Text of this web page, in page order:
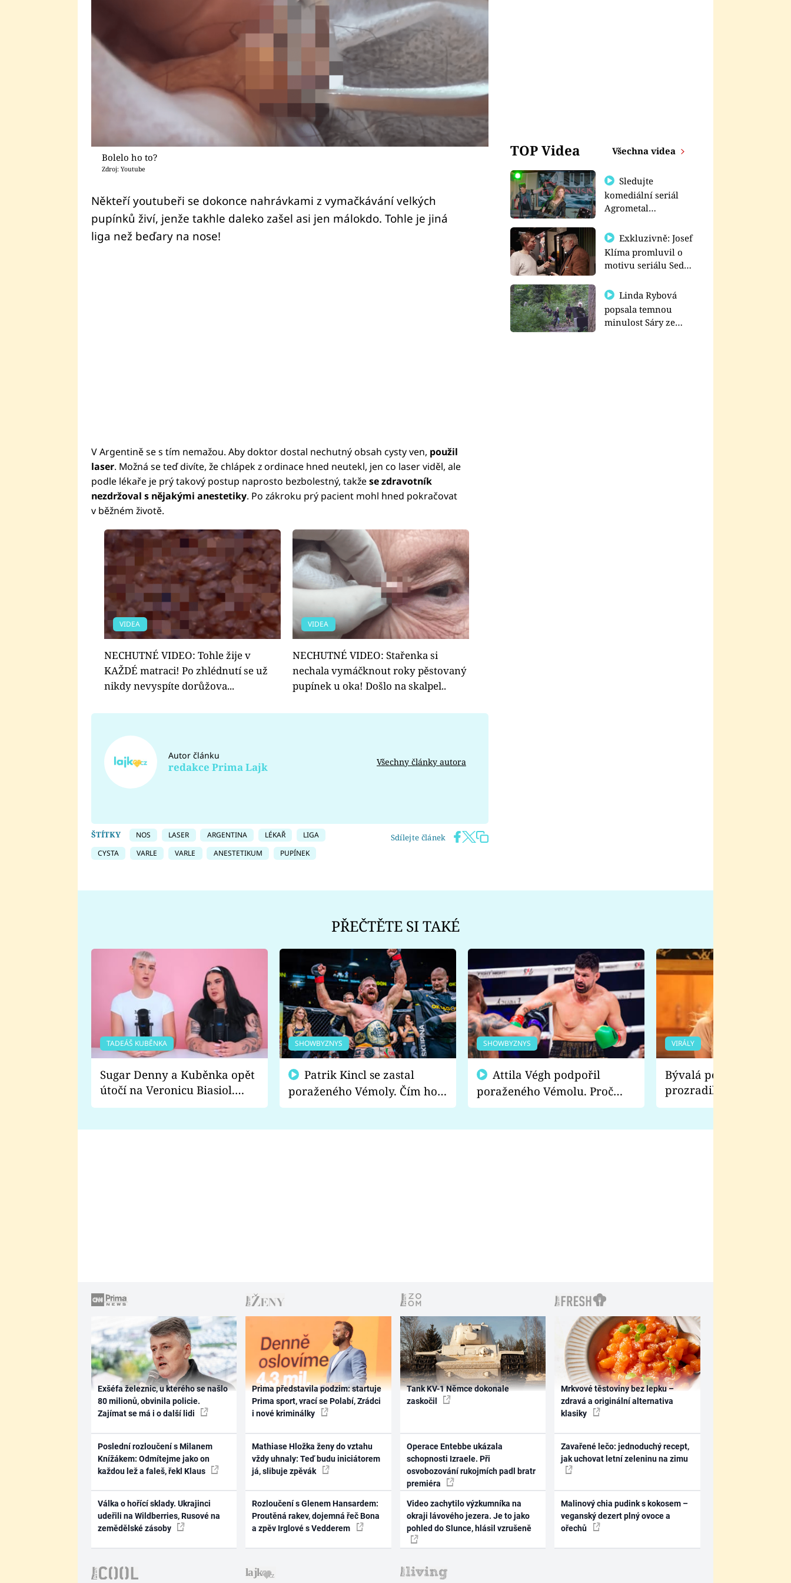
Bolelo ho to?
Zdroj: Youtube
Někteří youtubeři se dokonce nahrávkami z vymačkávání velkých
pupínků živí, jenže takhle daleko zašel asi jen málokdo. Tohle je jiná
liga než beďary na nose!
V Argentině se s tím nemažou. Aby doktor dostal nechutný obsah cysty ven, použil
laser. Možná se teď divíte, že chlápek z ordinace hned neutekl, jen co laser viděl, ale
podle lékaře je prý takový postup naprosto bezbolestný, takžese zdravotník
nezdržoval s nějakými anestetiky. Po zákroku prý pacient mohl hned pokračovat
v běžném životě.
VIDEA
NECHUTNÉ VIDEO: Tohle žije v
KAŽDÉ matraci! Po zhlédnutí se už
nikdy nevyspíte dorůžova...
VIDEA
NECHUTNÉ VIDEO: Stařenka si
nechala vymáčknout roky pěstovaný
pupínek u oka! Došlo na skalpel..
Autor článku
redakce Prima Lajk Všechny články autora
Sdílejte článek
ŠTÍTKY NOS LASER ARGENTINA LÉKAŘ
LIGA
CYSTA
VARLE VARLE ANESTETIKUM PUPÍNEK
TOP Videa Všechna videa
Sledujte
komediální seriál
Agrometal
prima+
Exkluzivně: Josef
Klíma promluvil o
motivu seriálu Sedm
Linda Rybová
popsala temnou
minulost Sáry ze
PŘEČTĚTE SI TAKÉ
TADEÁŠ KUBĚNKA
Sugar Denny a Kuběnka opět
útočí na Veronicu Biasiol.
Proč je podle nich falešná a
SHOWBYZNYS
poraženého Vémoly. Čím ho
fanoušci naštvali?
SHOWBYZNYS
poraženého Vémolu. Proč
chce raději zápasit s ním než
VIRÁLY
Bývalá pornoherečka
prozradila, co ji
natáčení Euforie.
Exšéfa železnic, u kterého se našlo
80 milionů, obvinila policie.
Zajímat se má i o další lidi
Poslední rozloučení s Milanem
Knížákem: Odmítejme jako on
každou lež a faleš, řekl Klaus
Válka o hořící sklady. Ukrajinci
udeřili na Wildberries, Rusové na
zemědělské zásoby
Prima představila podzim: startuje
Prima sport, vrací se Polabí, Zrádci
i nové kriminálky
Mathiase Hložka ženy do vztahu
vždy uhnaly: Teď budu iniciátorem
já, slibuje zpěvák
Rozloučení s Glenem Hansardem:
Proutěná rakev, dojemná řeč Bona
a zpěv Irglové s Vedderem
Tank KV-1 Němce dokonale
zaskočil
Operace Entebbe ukázala
schopnosti Izraele. Při
osvobozování rukojmích padl bratr
premiéra
Video zachytilo výzkumníka na
okraji lávového jezera. Je to jako
pohled do Slunce, hlásil vzrušeně
Mrkvové těstoviny bez lepku –
zdravá a originální alternativa
klasiky
Zavařené lečo: jednoduchý recept,
jak uchovat letní zeleninu na zimu
Malinový chia pudink s kokosem –
veganský dezert plný ovoce a
ořechů